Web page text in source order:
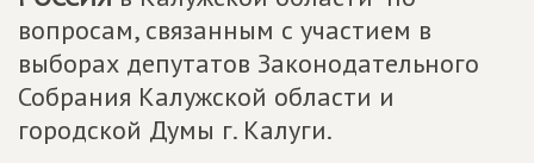
вопросам, связанным с участием в
выборах депутатов Законодательного
Собрания Калужской области и
городской Думы г. Калуги.